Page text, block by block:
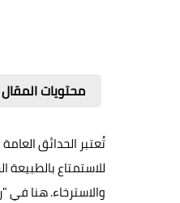
محتويات المقال
تُعتبر الحدائق
للاستمتاع